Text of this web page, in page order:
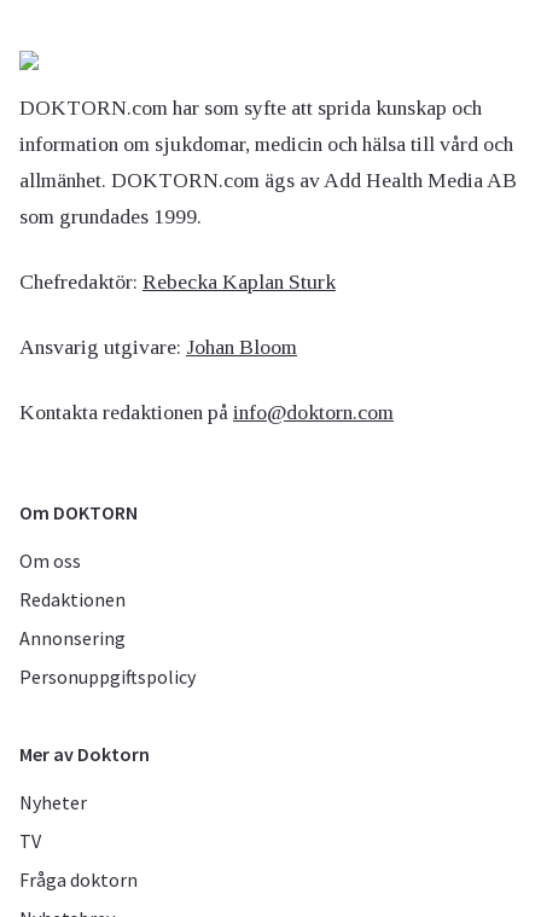
DOKTORN.com har som syfte att sprida kunskap och
information om sjukdomar, medicin och hälsa till vård och
allmänhet. DOKTORN.com ägs av Add Health Media AB
som grundades 1999.
Chefredaktör: Rebecka Kaplan Sturk
Ansvarig utgivare: Johan Bloom
Kontakta redaktionen på info@doktorn.com
Om DOKTORN
Om oss
Redaktionen
Annonsering
Personuppgiftspolicy
Mer av Doktorn
Nyheter
TV
Fråga doktorn